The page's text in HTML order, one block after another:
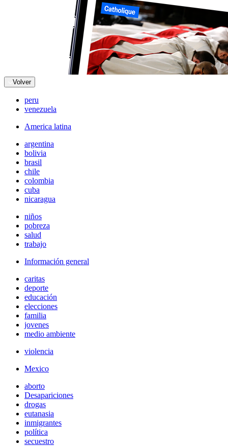
Volver
peru
venezuela
America latina
argentina
bolivia
brasil
chile
colombia
cuba
nicaragua
niños
pobreza
salud
trabajo
Información general
caritas
deporte
educación
elecciones
familia
jovenes
medio ambiente
violencia
Mexico
aborto
Desapariciones
drogas
eutanasia
inmigrantes
política
secuestro